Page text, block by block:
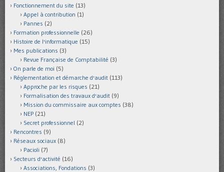
Fonctionnement du site (13)
Appel à contribution (1)
Pannes (2)
Formation professionnelle (26)
Histoire de l'informatique (15)
Mes publications (3)
Revue Française de Comptabilité (3)
On parle de moi (5)
Réglementation et démarche d'audit (113)
Approche par les risques (21)
Formalisation des travaux d'audit (9)
Mission du commissaire aux comptes (38)
NEP (21)
Secret professionnel (2)
Rencontres (9)
Réseaux sociaux (8)
Pacioli (7)
Secteurs d'activité (16)
Associations, Fondations (3)